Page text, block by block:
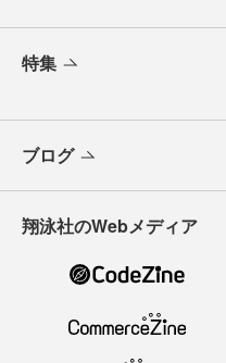
特集
ブログ
翔泳社のWebメディア